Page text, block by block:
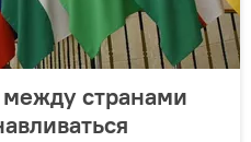
странами